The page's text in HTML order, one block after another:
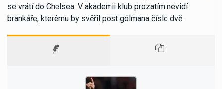
se vrátí do Chelsea. V akademii klub prozatím nevidí
brankáře, kterému by svěřil post gólmana číslo dvě.